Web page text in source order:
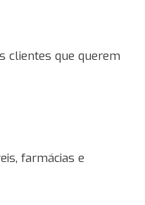
clientes que querem
farmácias e